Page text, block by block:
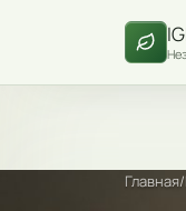
Главная/